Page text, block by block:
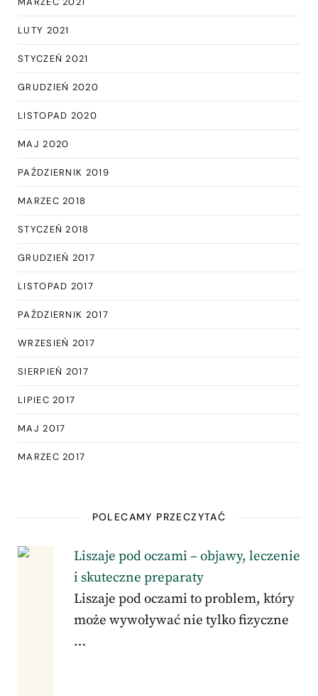
LUTY 2021
STYCZEŃ 2021
GRUDZIEŃ 2020
LISTOPAD 2020
MAJ 2020
PAŹDZIERNIK 2019
MARZEC 2018
STYCZEŃ 2018
GRUDZIEŃ 2017
LISTOPAD 2017
PAŹDZIERNIK 2017
WRZESIEŃ 2017
SIERPIEŃ 2017
LIPIEC 2017
MAJ 2017
MARZEC 2017
POLECAMY PRZECZYTAĆ
Liszaje pod oczami – objawy, leczenie
i skuteczne preparaty
Liszaje pod oczami to problem, który
może wywoływać nie tylko fizyczne
…